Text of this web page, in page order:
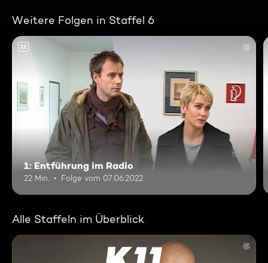
Weitere Folgen in Staffel 6
12
1: Entführung im Radio
22 Min. Folge vom 07.06.2022
Alle Staffeln im Überblick